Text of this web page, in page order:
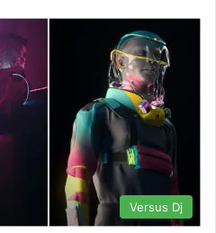
Versus Dj